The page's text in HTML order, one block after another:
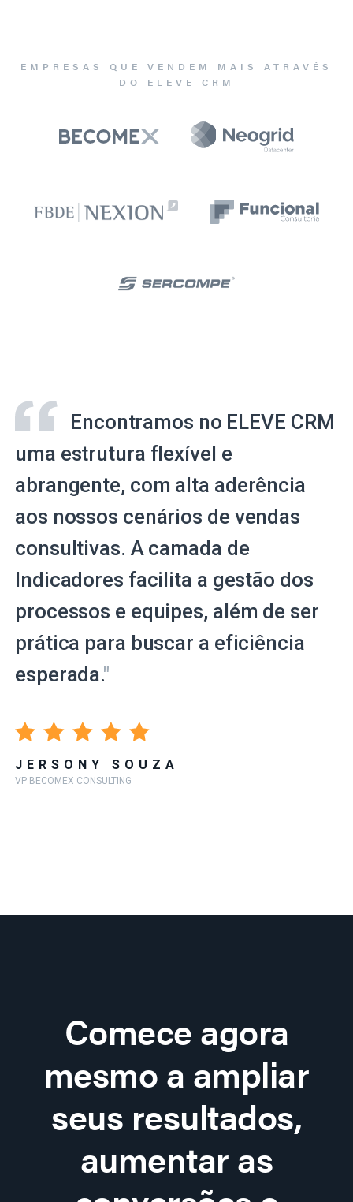
EMPRESAS QUE VENDEM MAIS ATRAVÉS
DO ELEVE CRM
Encontramos no ELEVE CRM
uma estrutura flexível e
abrangente, com alta aderência
aos nossos cenários de vendas
consultivas. A camada de
Indicadores facilita a gestão dos
processos e equipes, além de ser
prática para buscar a eficiência
esperada."
JERSONY SOUZA
VP BECOMEX CONSULTING
Comece agora
mesmo a ampliar
seus resultados,
aumentar as